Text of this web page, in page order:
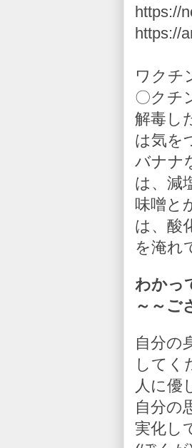
https://
https://
ワクチ
〇クチ
解毒し
は気を
バナナ
は、減
味噌と
は、酸
を淹れ
わかっ
～～ご
自分の
してく
人に優
自分の
実化し